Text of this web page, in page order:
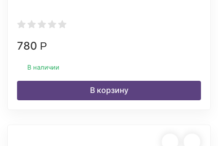
780 Р
В наличии
В корзину